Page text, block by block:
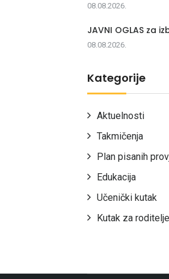
08.08.2026.
JAVNI OGLAS za
08.08.2026.
Kategorije
Aktuelnosti
Takmičenja
Plan pisanih
Edukacija
Učenički kutak
Kutak za roditelje